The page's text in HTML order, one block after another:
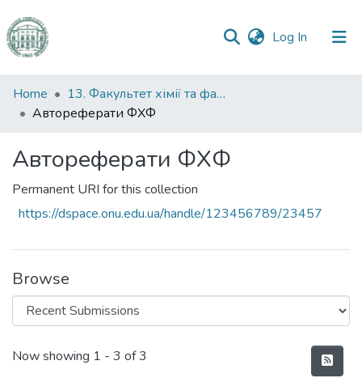
Log In (current)
Communities
&
All of DSpace
Statistics
Home
13. Факультет хімії та фармації
Автореферати ФХФ
Автореферати ФХФ
Permanent URI for this collection
https://dspace.onu.edu.ua/handle/123456789/23457
Browse
Recent Submissions
Now showing 1 - 3 of 3